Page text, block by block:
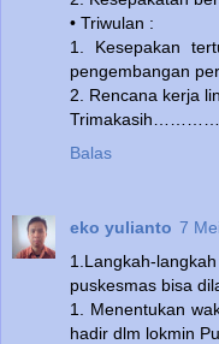
• Triwulan :
1. Kesepakan
pengembangan
2. Rencana kerja
Balas
eko yulianto 7
1.Langkah-
puskesmas bisa
1. Menentukan
hadir dlm lokmin